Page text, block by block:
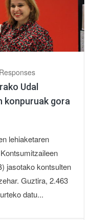
Udal
konpuruak gora
lehiaketaren
jasotako kontsulten
Guztira, 2.463
datu...